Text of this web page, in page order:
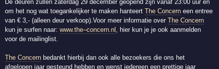
De deuren zullen zaterdag 29 december geopend zijn vanaf 23:00 uur en
om het nog wat toegankelijker te maken hanteertThe Concern een entree
van € 3,- (alleen deur verkoop).Voor meer informatie overThe Concern
kun je surfen naar:www.the–concern.nl
, hier kun je je ook aanmelden
voor de mailinglist.
The Concern bedankt hierbij dan ook alle bezoekers die ons het
afgelopen jaar gesteund hebben en wenst iedereen een prettige jaar